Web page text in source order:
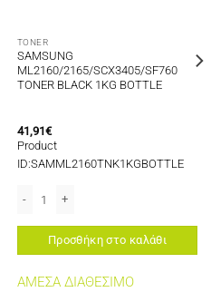
TONER
SAMSUNG
ML2160/2165/SCX3405/SF760
TONER BLACK 1KG BOTTLE
41,91€
Product
ID:SAMML2160TNK1KGBOTTLE
Προσθήκη στο καλάθι
ΑΜΕΣΑ ΔΙΑΘΕΣΙΜΟ